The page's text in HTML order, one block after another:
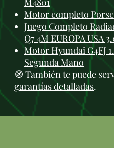
Motor completo
Juego Completo
Q7 4M EUROPA USA
Motor Hyundai G4FJ
Segunda Mano
🧭 También te puede
garantías detalladas.